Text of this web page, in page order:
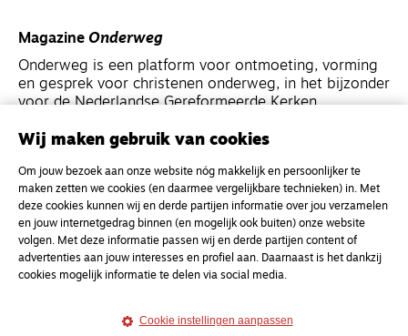
Magazine Onderweg
Onderweg is een platform voor ontmoeting, vorming
en gesprek voor christenen onderweg, in het bijzonder
voor de Nederlandse Gereformeerde Kerken.
Magazine
Onderweg
Kvk-nummer 33277063
NL46 INGB 0117 5827 86
info@onderwegonline.nl
Wij maken gebruik van cookies
Om jouw bezoek aan onze website nóg makkelijk en persoonlijker te
maken zetten we cookies (en daarmee vergelijkbare technieken) in. Met
deze cookies kunnen wij en derde partijen informatie over jou verzamelen
en jouw internetgedrag binnen (en mogelijk ook buiten) onze website
volgen. Met deze informatie passen wij en derde partijen content of
advertenties aan jouw interesses en profiel aan. Daarnaast is het dankzij
cookies mogelijk informatie te delen via social media.
Cookie instellingen aanpassen